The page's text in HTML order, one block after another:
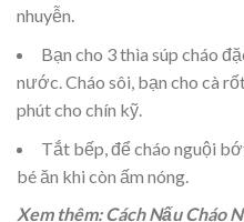
nhuyễn.
Bạn cho 3 thìa súp cháo
nước. Cháo sôi, bạn cho cà
phút cho chín kỹ.
Tắt bếp, để cháo nguội
bé ăn khi còn ấm nóng.
Xem thêm: Cách Nấu Cháo